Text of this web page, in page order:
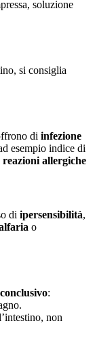
soluzione
si consiglia
di infezione
esempio indice di
reazioni allergiche
di ipersensibilità,
o
:
non